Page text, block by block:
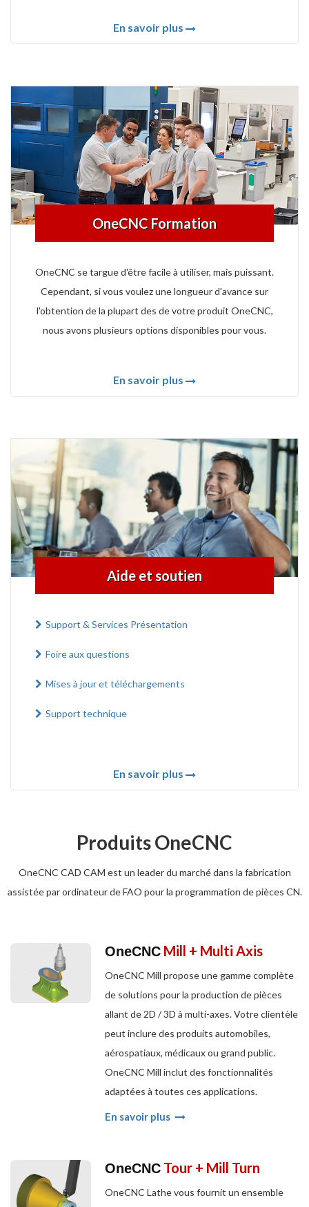
En savoir plus
OneCNC Formation
OneCNC se targue d'être facile à utiliser, mais puissant.
Cependant, si vous voulez une longueur d'avance sur
l'obtention de la plupart des de votre produit OneCNC,
nous avons plusieurs options disponibles pour vous.
En savoir plus
Aide et soutien
Support & Services Présentation
Foire aux questions
Mises à jour et téléchargements
Support technique
En savoir plus
Produits OneCNC
OneCNC CAD CAM est un leader du marché dans la fabrication
assistée par ordinateur de FAO pour la programmation de pièces CN.
OneCNC Mill + Multi Axis
OneCNC Mill propose une gamme complète
de solutions pour la production de pièces
allant de 2D / 3D à multi-axes. Votre clientèle
peut inclure des produits automobiles,
aérospatiaux, médicaux ou grand public.
OneCNC Mill inclut des fonctionnalités
adaptées à toutes ces applications.
En savoir plus
OneCNC Tour + Mill Turn
OneCNC Lathe vous fournit un ensemble